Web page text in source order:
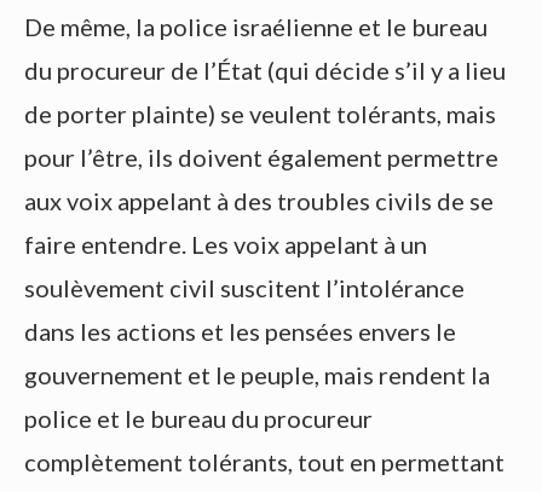
De même, la police israélienne et le bureau
du procureur de l’État (qui décide s’il y a lieu
de porter plainte) se veulent tolérants, mais
pour l’être, ils doivent également permettre
aux voix appelant à des troubles civils de se
faire entendre. Les voix appelant à un
soulèvement civil suscitent l’intolérance
dans les actions et les pensées envers le
gouvernement et le peuple, mais rendent la
police et le bureau du procureur
complètement tolérants, tout en permettant